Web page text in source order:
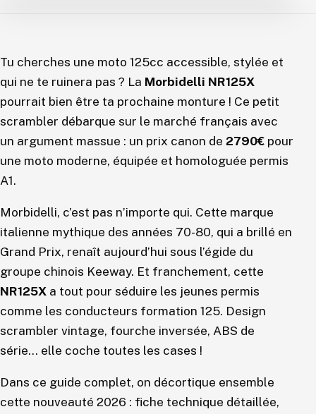
Tu cherches une moto 125cc accessible, stylée et
qui ne te ruinera pas ? La Morbidelli NR125X
pourrait bien être ta prochaine monture ! Ce petit
scrambler débarque sur le marché français avec
un argument massue : un prix canon de 2790€ pour
une moto moderne, équipée et homologuée permis
A1.
Morbidelli, c’est pas n’importe qui. Cette marque
italienne mythique des années 70-80, qui a brillé en
Grand Prix, renaît aujourd’hui sous l’égide du
groupe chinois Keeway. Et franchement, cette
NR125X a tout pour séduire les jeunes permis
comme les conducteurs formation 125. Design
scrambler vintage, fourche inversée, ABS de
série… elle coche toutes les cases !
Dans ce guide complet, on décortique ensemble
cette nouveauté 2026 : fiche technique détaillée,